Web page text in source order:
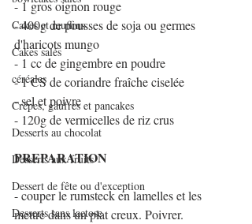
Cakes et muffins
Cakes salés
céréales
Crêpes, gaufres et pancakes
Desserts au chocolat
Desserts aux fruits
Dessert de fête ou d'exception
Desserts sans lactose
- 1 gros oignon rouge
- 400g de pousses de soja ou germes
d'haricots mungo
- 1 cc de gingembre en poudre
- 1 CS de coriandre fraîche ciselée
- sel et poivre
- 120g de vermicelles de riz crus
PREPARATION
- couper le rumsteck en lamelles et les
mettre dans un plat creux. Poivrer.